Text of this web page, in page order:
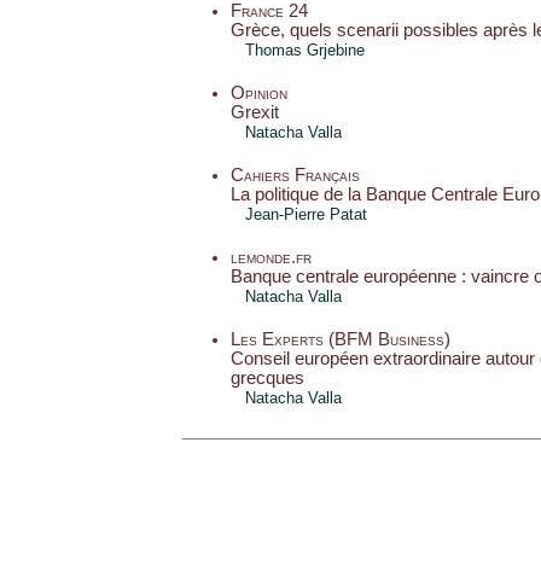
France 24
Grèce, quels scenarii possibles après
Thomas Grjebine
Opinion
Grexit
Natacha Valla
Cahiers Français
La politique de la Banque Centrale
Jean-Pierre Patat
lemonde.fr
Banque centrale européenne : vaincre
Natacha Valla
Les Experts (BFM Business)
Conseil européen extraordinaire
grecques
Natacha Valla